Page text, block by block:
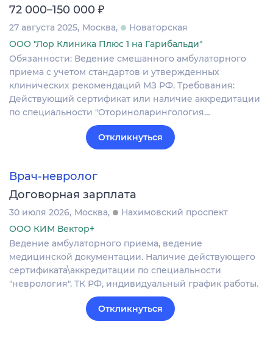
72 000–150 000 ₽
27 августа 2025 Москва
Новаторская
ООО "Лор Клиника Плюс 1 на Гарибальди"
Обязанности: Ведение смешанного амбулаторного
приема с учетом стандартов и утвержденных
клинических рекомендаций МЗ РФ. Требования:
Действующий сертификат или наличие аккредитации
по специальности "Оториноларингология…
Откликнуться
Врач-невролог
Договорная зарплата
30 июля 2026 Москва
Нахимовский проспект
ООО КИМ Вектор+
Ведение амбулаторного приема, ведение
медицинской документации. Наличие действующего
сертификата\аккредитации по специальности
"неврология". ТК РФ, индивидуальный график работы.
Откликнуться